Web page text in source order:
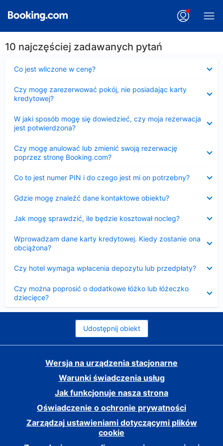
10 najczęściej zadawanych pytań
Co jest wliczone w cenę?
Czy mogę zarezerwować pokój, nie posiadając karty
kredytowej?
W jaki sposób mogę się dowiedzieć, czy moja rezerwacja
jest potwierdzona?
Czy mogę anulować lub zmienić swoją rezerwację
poprzez stronę Booking.com?
Co to jest numer PIN i do czego jest mi on potrzebny?
Gdzie mogę znaleźć dane kontaktowe obiektu?
Jak mogę sprawdzić, ile będzie kosztował nocleg?
Wprowadzam dane karty kredytowej. Kiedy zostanie ona
obciążona?
Czy hotel wymaga wpłacenia depozytu lub przedpłaty?
Czy można poprosić o dodatkowe łóżko lub łóżeczko
dziecięce?
Udostępnij obiekt
Wersja na urządzenia stacjonarne
Warunki świadczenia usług
Jak funkcjonuje nasza strona
Oświadczenie o ochronie prywatności
Zarządzaj ustawieniami dotyczącymi plików
cookie